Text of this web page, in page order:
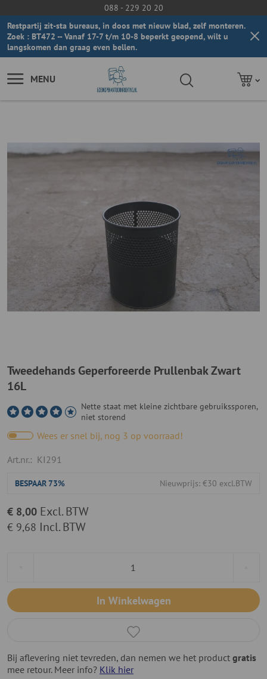
088 - 229 20 20
Restpartij zit-sta bureaus, in doos met nieuw blad, zelf monteren.
Zoek : BT472 -- Vanaf 17-7 t/m 10-8 beperkt geopend, wilt u
langskomen dan graag even bellen.
MENU
Tweedehands Geperforeerde Prullenbak Zwart
16L
Nette staat met kleine zichtbare gebruikssporen,
niet storend
Wees er snel bij, nog 3 op voorraad!
Art.nr.: KI291
BESPAAR 73% Nieuwprijs: €30 excl.BTW
€ 9,68 Incl. BTW
€ 8,00 Excl. BTW
In Winkelwagen
Bij aflevering niet tevreden, dan nemen we het product gratis
mee retour. Meer info? Klik hier